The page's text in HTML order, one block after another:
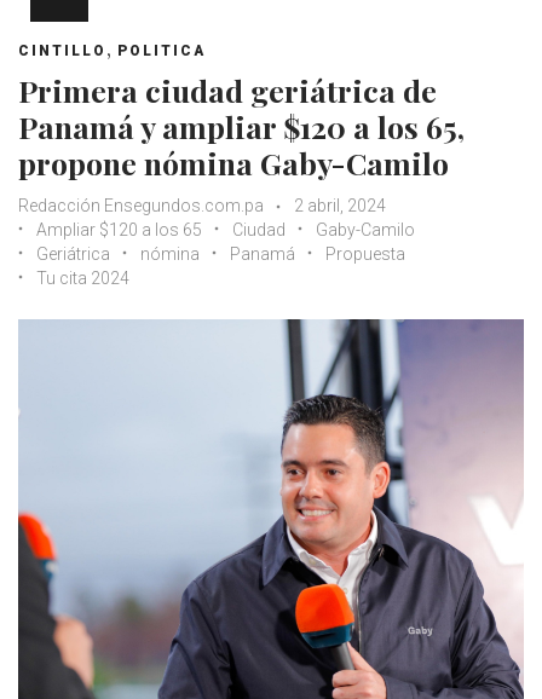
CINTILLO , POLITICA
Primera ciudad geriátrica de
Panamá y ampliar $120 a los 65,
propone nómina Gaby-Camilo
Redacción Ensegundos.com.pa
2 abril, 2024
Ampliar $120 a los 65
Ciudad
Gaby-Camilo
Geriátrica
nómina Panamá
Propuesta
Tu cita 2024